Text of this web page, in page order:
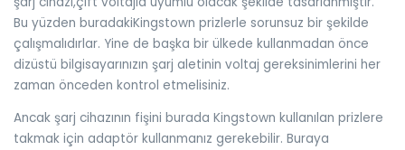
Bu yüzden buradakiKingstown prizlerle sorunsuz bir şekilde
çalışmalıdırlar. Yine de başka bir ülkede kullanmadan önce
dizüstü bilgisayarınızın şarj aletinin voltaj gereksinimlerini her
zaman önceden kontrol etmelisiniz.
Ancak şarj cihazının fişini burada Kingstown kullanılan prizlere
takmak için adaptör kullanmanız gerekebilir. Buraya